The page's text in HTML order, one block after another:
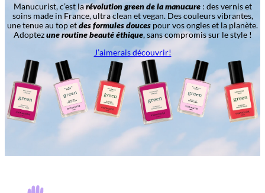
Manucurist, c’est larévolution green de la manucure: des vernis et
soins made in France, ultra clean et vegan. Des couleurs vibrantes,
une tenue au top etdes formules douces pour vos ongles et la planète.
Adoptezune routine beauté éthique, sans compromis sur le style !
J’aimerais découvrir!